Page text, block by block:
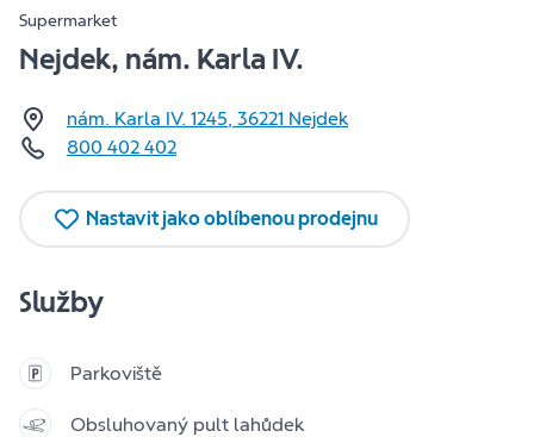
Nastavit jako oblíbenou prodejnu
Supermarket
Nejdek, nám. Karla IV.
nám. Karla IV. 1245, 36221 Nejdek
800 402 402
Služby
Parkoviště
Obsluhovaný pult lahůdek